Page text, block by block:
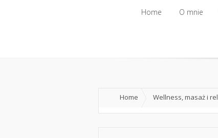
Home O mnie
Home Wellness, masaż i